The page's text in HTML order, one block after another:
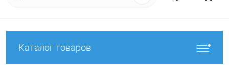
Каталог товаров